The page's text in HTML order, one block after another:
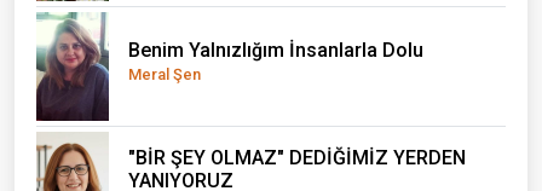
Benim Yalnızlığım İnsanlarla Dolu
Meral Şen
"BİR ŞEY OLMAZ" DEDİĞİMİZ YERDEN
YANIYORUZ